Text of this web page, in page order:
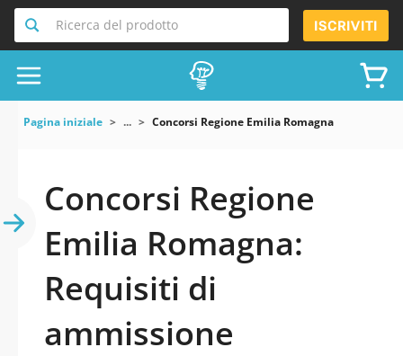
Ricerca del prodotto ISCRIVITI
Pagina iniziale ... Concorsi Regione Emilia Romagna
Concorsi Regione
Emilia Romagna:
Requisiti di
ammissione